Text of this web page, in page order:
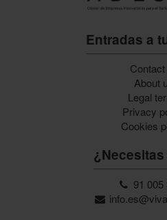
Entradas a
About
Legal
Privacy
Cookies
91 005